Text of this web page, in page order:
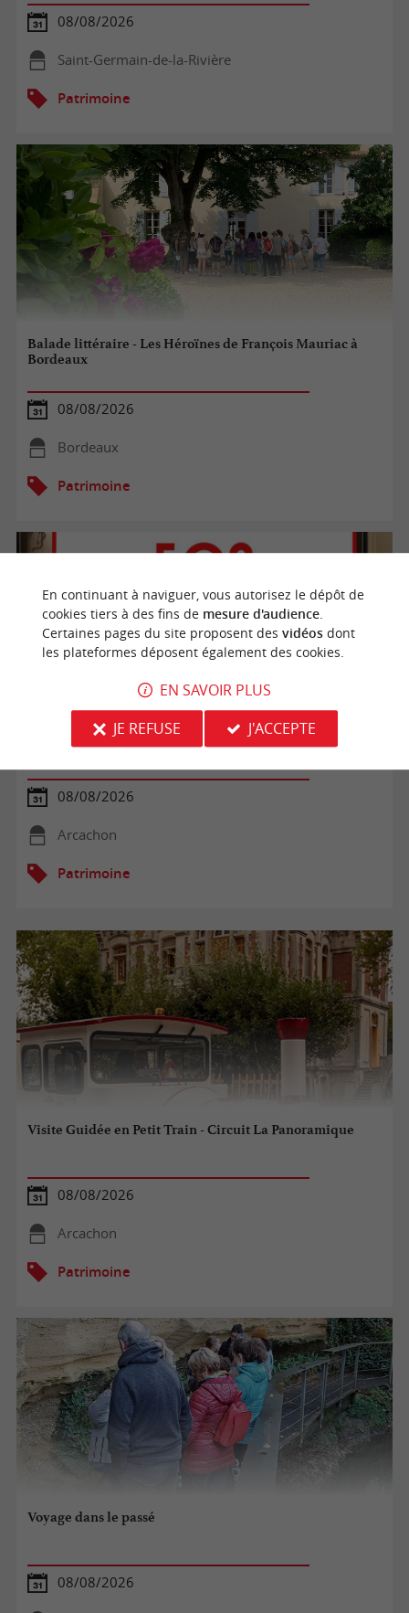
08/08/2026
Saint-Germain-de-la-Rivière
Patrimoine
Balade littéraire - Les Héroïnes de François Mauriac à
Bordeaux
08/08/2026
Bordeaux
Patrimoine
Visite libre du Bunker 502
08/08/2026
Arcachon
Patrimoine
Visite Guidée en Petit Train - Circuit La Panoramique
08/08/2026
Arcachon
Patrimoine
Voyage dans le passé
08/08/2026
En continuant à naviguer, vous autorisez le dépôt de
cookies tiers à des fins de mesure d'audience.
Certaines pages du site proposent des vidéosdont
les plateformes déposent également des cookies.
EN SAVOIR PLUS
JE REFUSE
J'ACCEPTE